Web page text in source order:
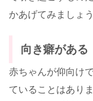
かあげてみましょう
向き癖がある
赤ちゃんが仰向け
ていることはあり